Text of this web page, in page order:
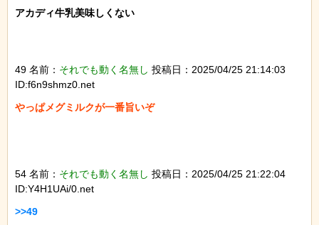
アカディ牛乳美味しくない
49 名前： それでも動く名無し 投稿日：2025/04/25 21:14:03
ID:f6n9shmz0.net
やっぱメグミルクが一番旨いぞ
54 名前： それでも動く名無し 投稿日：2025/04/25 21:22:04
ID:Y4H1UAi/0.net
>>49